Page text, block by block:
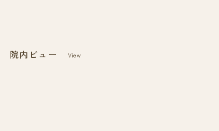
院内ビュー View